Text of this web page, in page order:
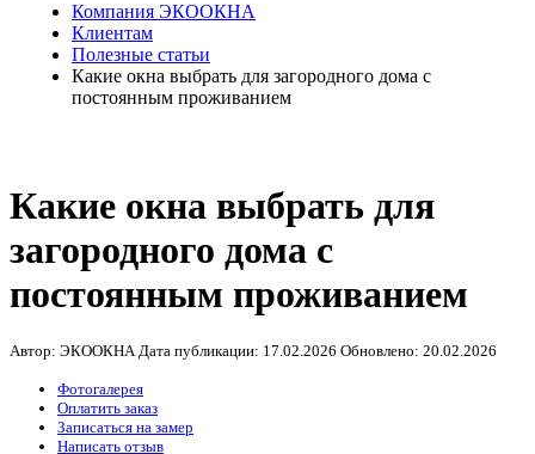
Компания ЭКООКНА
Клиентам
Полезные статьи
Какие окна выбрать для загородного дома с
постоянным проживанием
Какие окна выбрать для
загородного дома с
постоянным проживанием
Автор: ЭКООКНА Дата публикации: 17.02.2026 Обновлено: 20.02.2026
Фотогалерея
Оплатить заказ
Записаться на замер
Написать отзыв